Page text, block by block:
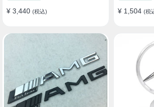
¥ 3,440 (税込) ¥ 1,504 (税